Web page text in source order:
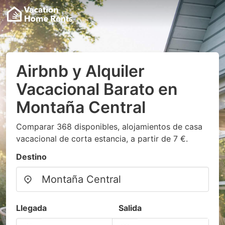
Airbnb y Alquiler
Vacacional Barato en
Montaña Central
Comparar 368 disponibles, alojamientos de casa
vacacional de corta estancia, a partir de 7 €.
Destino
Llegada Salida